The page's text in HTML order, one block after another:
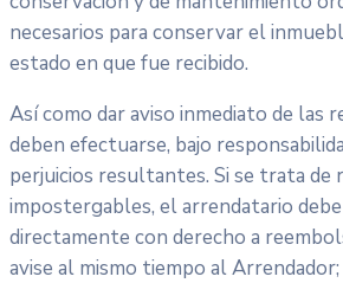
necesarios para conservar el
estado en que fue recibido.
Así como dar aviso inmediato de las
deben efectuarse, bajo
perjuicios resultantes. Si se trata de
impostergables, el arrendatario
directamente con derecho a
avise al mismo tiempo al